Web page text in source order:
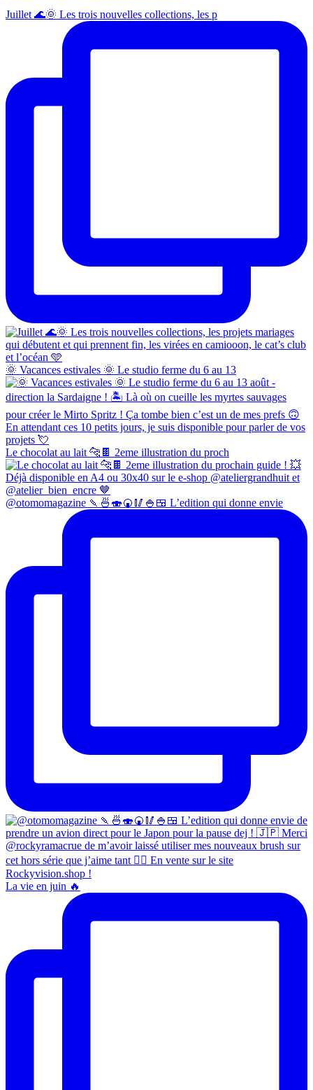
Juillet 🌊🌞 Les trois nouvelles collections, les p
🌞 Vacances estivales 🌞 Le studio ferme du 6 au 13
Le chocolat au lait 🐆🍫 2eme illustration du proch
@otomomagazine 🍡🍜🍣🍘🥢🍚🍱 L’edition qui donne envie
La vie en juin 🔥